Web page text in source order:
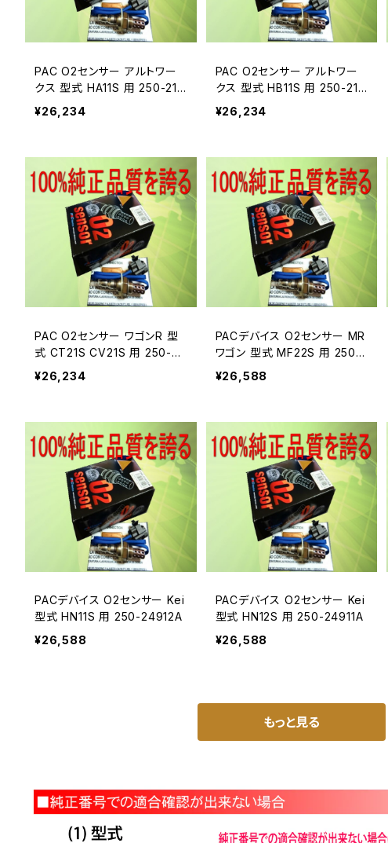
PAC O2センサー アルトワー
クス 型式 HA11S 用 250-210
68A
¥26,234
PAC O2センサー アルトワー
クス 型式 HB11S 用 250-210
68A
¥26,234
PAC O2センサー ワゴンR 型
式 CT21S CV21S 用 250-21
068A
¥26,234
PACデバイス O2センサー MR
ワゴン 型式 MF22S 用 250-
24881A
¥26,588
PACデバイス O2センサー Kei
型式 HN11S 用 250-24912A
¥26,588
PACデバイス O2センサー Kei
型式 HN12S 用 250-24911A
¥26,588
もっと見る